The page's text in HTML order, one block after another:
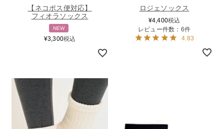
【ネコポス便対応】
フィオラソックス
NEW
¥3,300税込
ロジェソックス
¥4,400税込
レビュー件数：6件
4.83